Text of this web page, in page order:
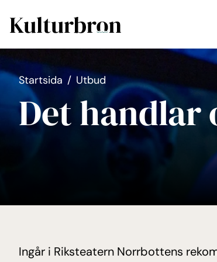
Startsida / Utbud
Det handlar
Ingår i Riksteatern Norrbottens